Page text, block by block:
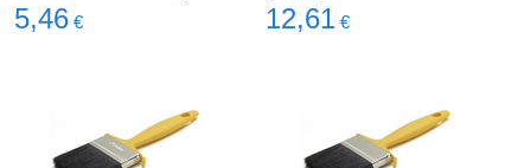
5,46 € 12,61 €